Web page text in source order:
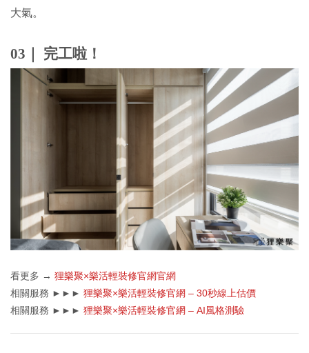
大氣。
03｜ 完工啦！
看更多 → 狸樂聚×樂活輕裝修官網官網
相關服務 ►►► 狸樂聚×樂活輕裝修官網 – 30秒線上估價
相關服務 ►►► 狸樂聚×樂活輕裝修官網 – AI風格測驗